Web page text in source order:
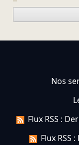
Nos
Flux RSS :
Flux RSS